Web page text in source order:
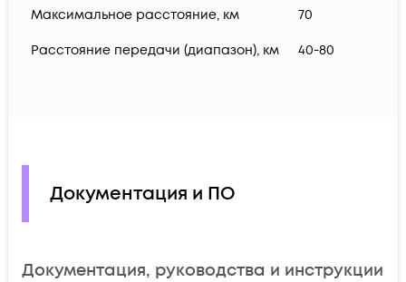
Максимальное расстояние, км 70
Расстояние передачи (диапазон), км 40-80
Документация и ПО
Документация, руководства и инструкции